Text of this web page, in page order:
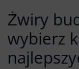
Żwiry
wybierz